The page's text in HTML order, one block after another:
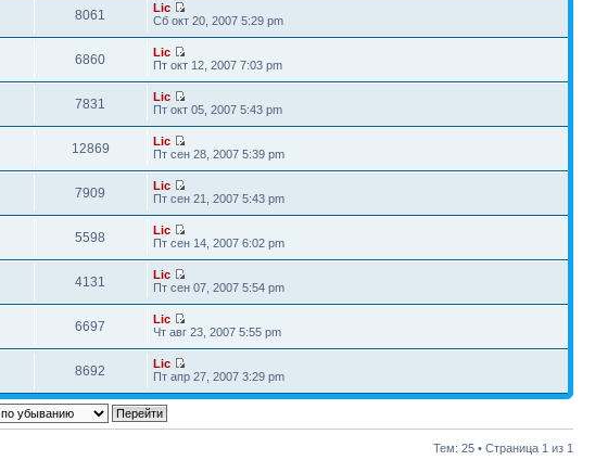
8061
Lic
Сб окт 20, 2007 5:29 pm
6860
Lic
Пт окт 12, 2007 7:03 pm
7831
Lic
Пт окт 05, 2007 5:43 pm
12869
Lic
Пт сен 28, 2007 5:39 pm
7909
Lic
Пт сен 21, 2007 5:43 pm
5598
Lic
Пт сен 14, 2007 6:02 pm
4131
Lic
Пт сен 07, 2007 5:54 pm
6697
Lic
Чт авг 23, 2007 5:55 pm
8692
Lic
Пт апр 27, 2007 3:29 pm
Тем: 25 • Страница 1 из 1